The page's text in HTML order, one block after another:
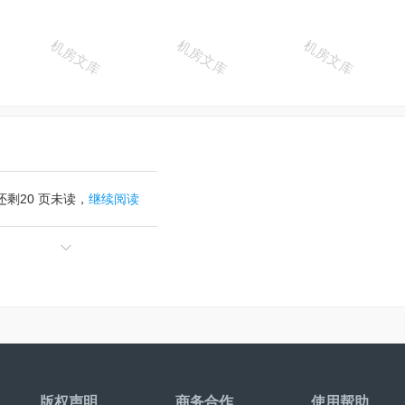
剩20 页未读， 继续阅读